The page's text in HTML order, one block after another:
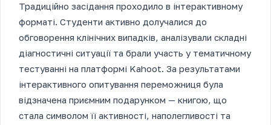
Традиційно засідання проходило в інтерактивному
форматі. Студенти активно долучалися до
обговорення клінічних випадків, аналізували складні
діагностичні ситуації та брали участь у тематичному
тестуванні на платформі Kahoot. За результатами
інтерактивного опитування переможниця була
відзначена приємним подарунком — книгою, що
стала символом її активності, наполегливості та